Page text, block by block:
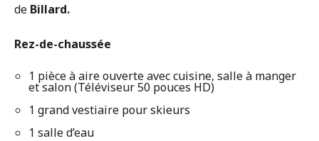
de Billard.
Rez-de-chaussée
1 pièce à aire ouverte avec cuisine, salle à manger
et salon (Téléviseur 50 pouces HD)
1 grand vestiaire pour skieurs
1 salle d’eau